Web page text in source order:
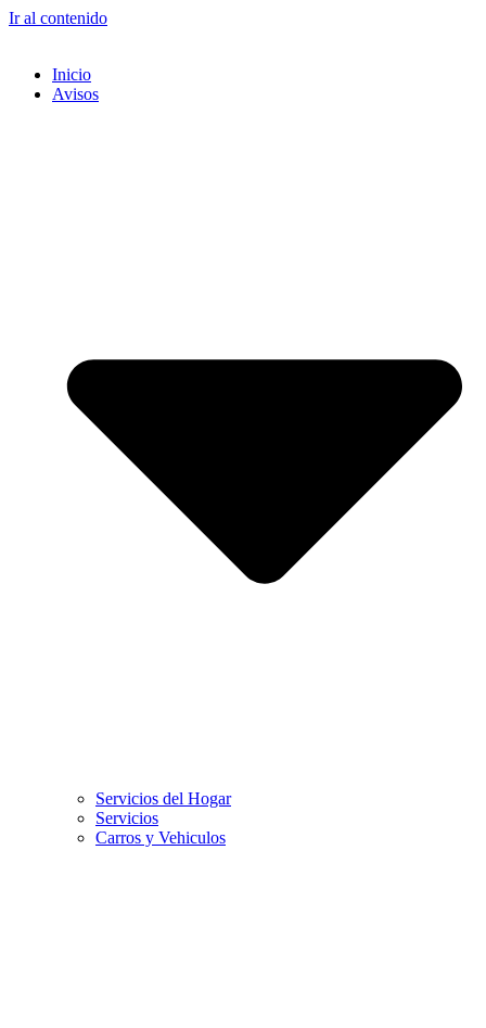
Ir al contenido
Inicio
Avisos
Servicios del Hogar
Servicios
Carros y Vehiculos